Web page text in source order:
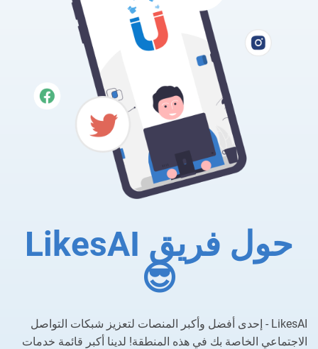
حول فريق LikesAI
😎
LikesAI - إحدى أفضل وأكبر المنصات لتعزيز شبكات التواصل
الاجتماعي الخاصة بك في هذه المنطقة! لدينا أكبر قائمة خدمات